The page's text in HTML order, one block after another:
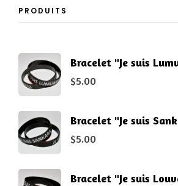
PRODUITS
Bracelet "Je suis
$5.00
Bracelet "Je suis
$5.00
Bracelet "Je suis